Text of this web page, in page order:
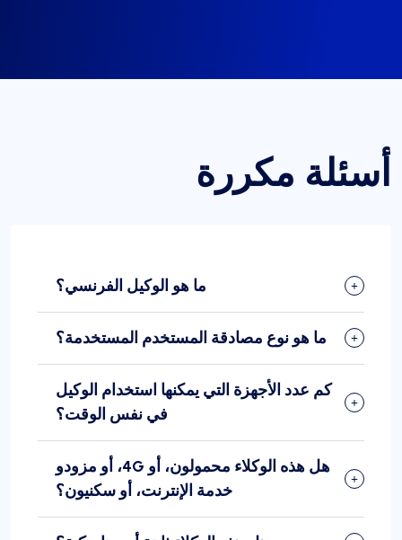
أسئلة مكررة
ما هو الوكيل الفرنسي؟
ما هو نوع مصادقة المستخدم المستخدمة؟
كم عدد الأجهزة التي يمكنها استخدام الوكيل
في نفس الوقت؟
هل هذه الوكلاء محمولون، أو 4G، أو مزودو
خدمة الإنترنت، أو سكنيون؟